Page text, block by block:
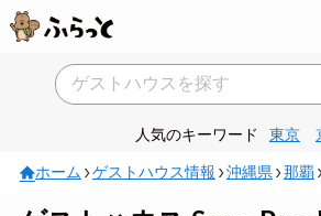
人気のキーワード 東京
ホーム ゲストハウス情報 沖縄県 那覇